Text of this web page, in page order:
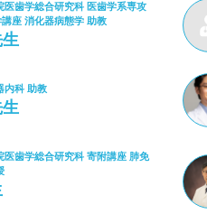
医歯学総合研究科 医歯学系専攻
座 消化器病態学 助教
内科 助教
医歯学総合研究科 寄附講座 肺免